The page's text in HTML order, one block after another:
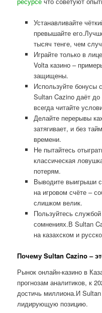
Устанавливайте
превышайте
тысяч тенге, чем
Играйте только в
Volta казино –
защищены.
Используйте бонусы
Sultan Cazino даёт
всегда читайте
Делайте перерывы
затягивает, и без
времени.
Не пытайтесь
классическая
потерям.
Выводите выигрыши
на игровом счёте –
слишком велик.
Пользуйтесь
сомнениях.В Sultan
на казахском и
Почему Sultan Cazino –
Рынок онлайн-казино в
прогнозам аналитиков, к
достичь миллиона.И
лидирующую позицию.